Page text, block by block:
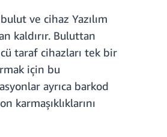
ve cihaz Yazılım
kaldırır. Buluttan
taraf cihazları tek bir
için bu
ayrıca barkod
karmaşıklıklarını